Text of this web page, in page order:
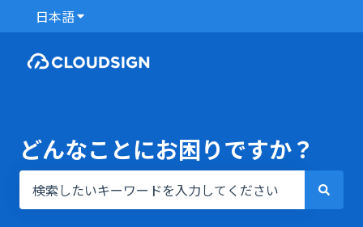
日本語翻訳のサブメニューを表示
どんなことにお困りですか？